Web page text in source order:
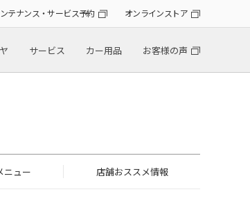
テナンス・サービス予約 オンラインストア
サービス カー用品 お客様の声
ニュー 店舗おススメ情報